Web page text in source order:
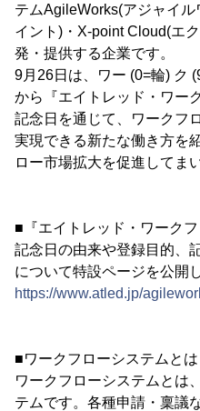
テムAgileWorks(アジャイ
イント)・X-point Cloud(エ
発・提供する企業です。
9月26日は、ワー (0=輪) ク
から『エイトレッド・ワー
記念日を通じて、ワークフ
実現できる新たな働き方を
ロー市場拡大を促進してま
■『エイトレッド・ワーク
記念日の由来や登録目的、
について特設ページを公開
https://www.atled.jp/
■ワークフローシステムとは
ワークフローシステムとは
テムです。各種申請・稟議